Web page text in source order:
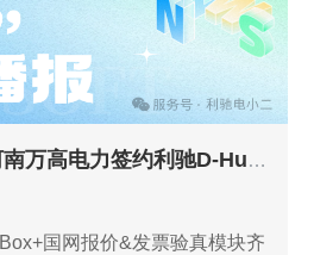
"工具+数据+平台"的数字化技
工程服务模式中，企业长期面
签约快报26.6.24|河南万高电力签约利驰D-Hub识图报价设计&配电箱设计SuperBox一体化套件!
国网报价&发票验真模块齐